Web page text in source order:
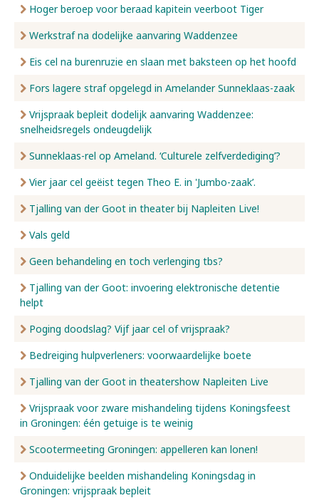
Hoger beroep voor beraad kapitein veerboot Tiger
Werkstraf na dodelijke aanvaring Waddenzee
Eis cel na burenruzie en slaan met baksteen op het hoofd
Fors lagere straf opgelegd in Amelander Sunneklaas-zaak
Vrijspraak bepleit dodelijk aanvaring Waddenzee:
snelheidsregels ondeugdelijk
Sunneklaas-rel op Ameland. ‘Culturele zelfverdediging’?
Vier jaar cel geëist tegen Theo E. in 'Jumbo-zaak’.
Tjalling van der Goot in theater bij Napleiten Live!
Vals geld
Geen behandeling en toch verlenging tbs?
Tjalling van der Goot: invoering elektronische detentie
helpt
Poging doodslag? Vijf jaar cel of vrijspraak?
Bedreiging hulpverleners: voorwaardelijke boete
Tjalling van der Goot in theatershow Napleiten Live
Vrijspraak voor zware mishandeling tijdens Koningsfeest
in Groningen: één getuige is te weinig
Scootermeeting Groningen: appelleren kan lonen!
Onduidelijke beelden mishandeling Koningsdag in
Groningen: vrijspraak bepleit